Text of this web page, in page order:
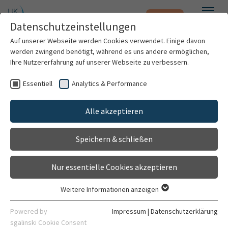
Zum Hauptinhalt springen Notfall
Patienten & Besucher
Kliniken & Institute
Forschung
Karriere
Wirbelsäulen-Sprechstunde
(Gesetzlich Versicherte)
Sprechstunde
Sektion für Wirbelsäulenchirurgie
Datenschutzeinstellungen
Auf unserer Webseite werden Cookies verwendet. Einige davon
werden zwingend benötigt, während es uns andere ermöglichen,
Ihre Nutzererfahrung auf unserer Webseite zu verbessern.
Essentiell Analytics & Performance
Alle akzeptieren
Speichern & schließen
Nur essentielle Cookies akzeptieren
Essentielle Cookies werden für grundlegende Funktionen der
Webseite benötigt. Dadurch ist gewährleistet, dass die
Weitere Informationen anzeigen
Powered by
sgalinski Cookie Consent
Impressum | Datenschutzerklärung